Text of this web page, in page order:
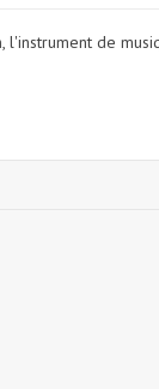
l'instrument de